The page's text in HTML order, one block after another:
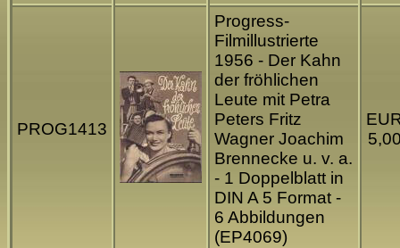
PROG1413
Progress-
Filmillustrierte
1956 - Der Kahn
der fröhlichen
Leute mit Petra
Peters Fritz
Wagner Joachim
Brennecke u. v. a.
- 1 Doppelblatt in
DIN A 5 Format -
6 Abbildungen
(EP4069)